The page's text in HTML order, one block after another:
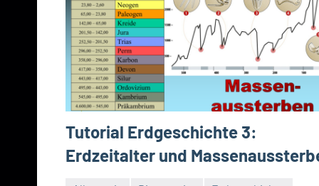
Tutorial Erdgeschichte 3:
Erdzeitalter und